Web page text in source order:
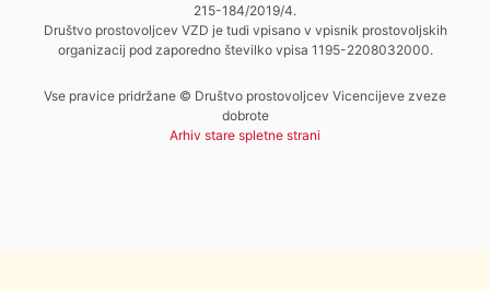
215-184/2019/4.
Društvo prostovoljcev VZD je tudi vpisano v vpisnik prostovoljskih
organizacij pod zaporedno številko vpisa 1195-2208032000.
Vse pravice pridržane © Društvo prostovoljcev Vicencijeve zveze
dobrote
Arhiv stare spletne strani